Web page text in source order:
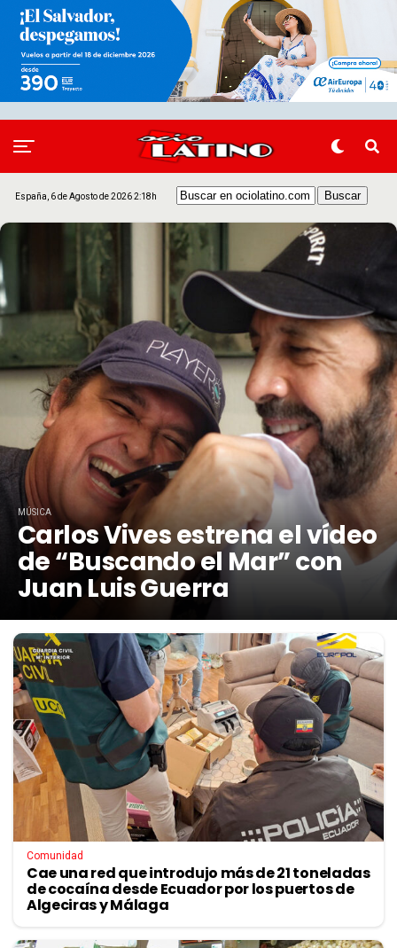
España, 6 de Agosto de 2026 2:18h
MÚSICA
Carlos Vives estrena el vídeo
de “Buscando el Mar” con
Juan Luis Guerra
Comunidad
Cae una red que introdujo más de 21 toneladas
de cocaína desde Ecuador por los puertos de
Algeciras y Málaga